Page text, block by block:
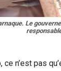
Le
n’est pas